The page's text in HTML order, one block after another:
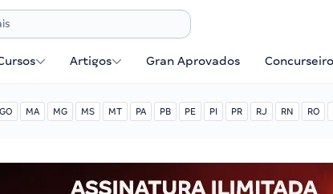
Artigos Gran Aprovados
GO MA MG MS MT PA PB PE PI PR RJ RN RO